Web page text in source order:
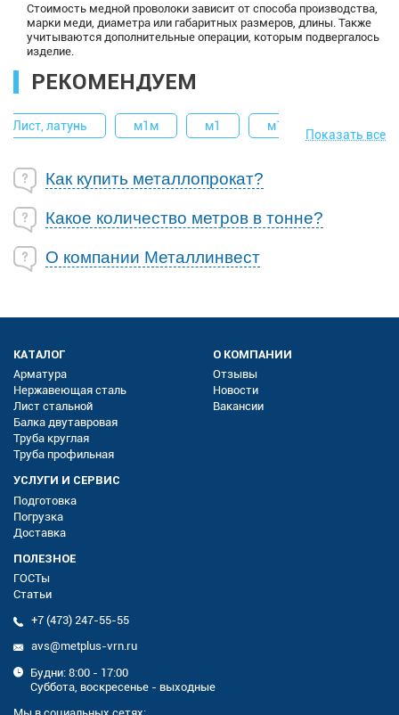
Стоимость медной проволоки зависит от способа производства,
марки меди, диаметра или габаритных размеров, длины. Также
учитываются дополнительные операции, которым подвергалось
изделие.
РЕКОМЕНДУЕМ
Лист, латунь м1м м1 м1т
Показать все
Как купить металлопрокат?
Какое количество метров в тонне?
О компании Металлинвест
КАТАЛОГ
Арматура
Нержавеющая сталь
Лист стальной
Балка двутавровая
Труба круглая
Труба профильная
О КОМПАНИИ
Отзывы
Новости
Вакансии
УСЛУГИ И СЕРВИС
Подготовка
Погрузка
Доставка
ПОЛЕЗНОЕ
ГОСТы
Статьи
+7 (473) 247-55-55
avs@metplus-vrn.ru
Будни: 8:00 - 17:00
Суббота, воскресенье - выходные